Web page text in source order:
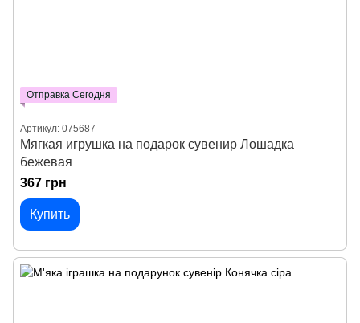
Отправка Сегодня
Артикул: 075687
Мягкая игрушка на подарок сувенир Лошадка
бежевая
367 грн
Купить